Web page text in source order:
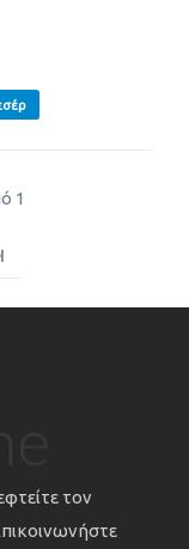
1
τον